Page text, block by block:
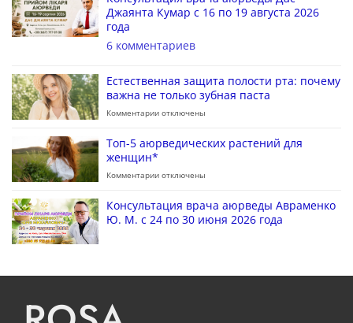
Джаянта Кумар с 16 по 19 августа 2026
года
6 комментариев
Естественная защита полости рта: почему
важна не только зубная паста
Комментарии отключены
Топ-5 аюрведических растений для
женщин*
Комментарии отключены
Консультация врача аюрведы Авраменко
Ю. М. с 24 по 30 июня 2026 года